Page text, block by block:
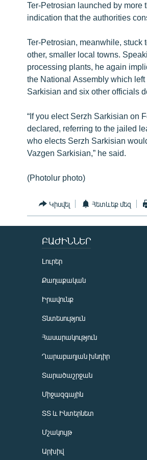
Ter-Petrosian launched by
indication that the authorities
Ter-Petrosian, meanwhile,
other, smaller local towns.
processing plants, he again
the National Assembly which
Sarkisian and six other officials
“If you elect Serzh Sarkisian on
declared, referring to the jailed
who elects Serzh Sarkisian
Vazgen Sarkisian,” he said.
(Photolur photo)
Կիսվել Հետևեք մեզ
ԲԱԺԻՆՆԵՐ
Լուրեր
Քաղաքական
Իրավունք
Տնտեսություն
Հասարակություն
Ղարաբաղյան խնդիր
Տարածաշրջան
Միջազգային
ՏՏ և Ինտերնետ
Մշակույթ
Արխիվ